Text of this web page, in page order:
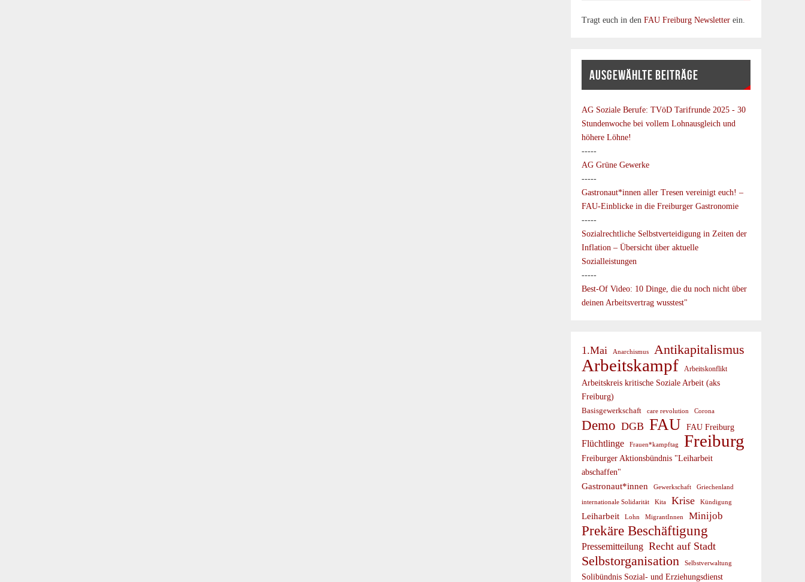
Tragt euch in denFAU Freiburg Newsletter ein.
AUSGEWÄHLTE BEITRÄGE
AG Soziale Berufe:TVöD Tarifrunde 2025 - 30
Stundenwoche bei vollem Lohnausgleich und
höhere Löhne!
-----
AG Grüne Gewerke
-----
Gastronaut*innen aller Tresen vereinigt euch! –
FAU-Einblicke in die Freiburger Gastronomie
-----
Sozialrechtliche Selbstverteidigung in Zeiten der
Inflation – Übersicht über aktuelle
Sozialleistungen
-----
Best-Of Video: 10 Dinge, die du noch nicht über
deinen Arbeitsvertrag wusstest"
1.Mai Anarchismus Antikapitalismus
Arbeitskampf Arbeitskonflikt
Arbeitskreis kritische Soziale Arbeit (aks
Freiburg)
Basisgewerkschaft care revolution Corona
Demo DGB FAU FAU Freiburg
Flüchtlinge Frauen*kampftag Freiburg
Freiburger Aktionsbündnis "Leiharbeit
abschaffen"
Gastronaut*innen Gewerkschaft Griechenland
internationale Solidarität Kita Krise Kündigung
Leiharbeit Lohn MigrantInnen Minijob
Prekäre Beschäftigung
Pressemitteilung Recht auf Stadt
Selbstorganisation Selbstverwaltung
Solibündnis Sozial- und Erziehungsdienst